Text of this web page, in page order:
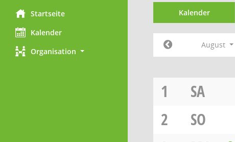
Startseite
Kalender
Organisation
Kalender
August
1
SA
2
SO